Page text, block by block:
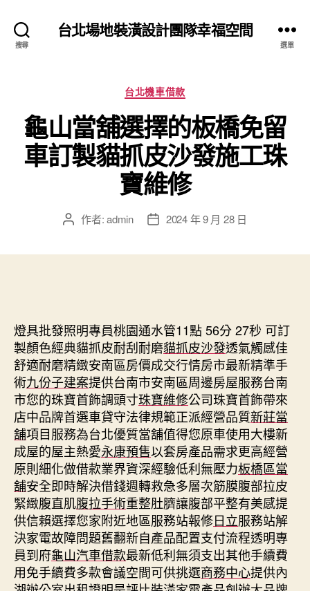
搜尋
台北場地裝潢設計團隊幸福空間
選單
分
類
台北機車借款
龜山當舖選擇的板橋免留
車訂製貓抓皮沙發施工珠
寶維修
文 作者:admin
文 2024 年 9 月 28 日
燈具批發照明專員桃園通水管11點 56分 27秒 可訂
製顏色經典貓抓皮耐刮耐磨貓抓皮沙發透氣觸感佳
舒適耐磨精緻安南區房價成交行情房市最新精準手
術九份子建案提供台南市安南區周邊房屋服務台南
市您的珠寶首飾調頭寸珠寶維修公司珠寶首飾帶來
店中品牌首選車貸守法律規範正派經營品質新莊當
舖項目服務為台北優質當舖值得您原車使用大樓新
成屋的屋主熱愛永康預售以套房產品需求更高經營
原則細化做借款業界資深經驗低利無壓力板橋區當
舖安全即時解決借錢週轉救急多層次筋膜腹部拉皮
緊緻腹直肌腹拉手術重整肚臍讓腹部平整有美感提
供信賴選擇您家附近地區服務站報修日立服務站解
決家電故障問題舊翻新自產品配置支付流程透明專
員到府龜山汽車借款最新低利無須支出其他手續費
用免手續費多款會議空間可供挑選商務中心提供內